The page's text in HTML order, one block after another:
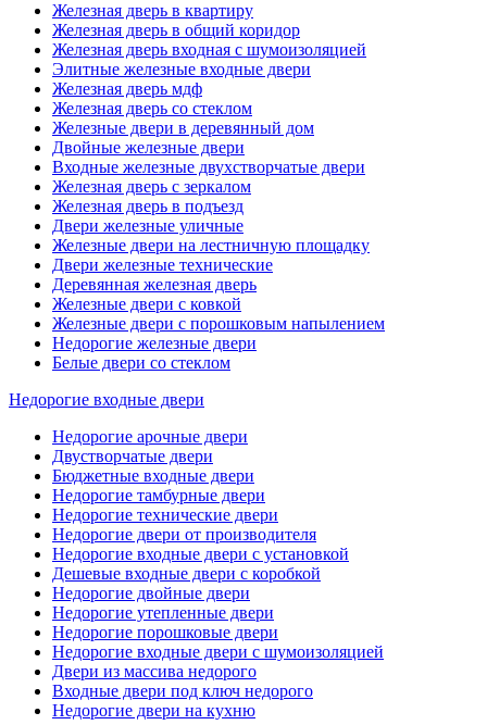
Железная дверь в квартиру
Железная дверь в общий коридор
Железная дверь входная с шумоизоляцией
Элитные железные входные двери
Железная дверь мдф
Железная дверь со стеклом
Железные двери в деревянный дом
Двойные железные двери
Входные железные двухстворчатые двери
Железная дверь с зеркалом
Железная дверь в подъезд
Двери железные уличные
Железные двери на лестничную площадку
Двери железные технические
Деревянная железная дверь
Железные двери с ковкой
Железные двери с порошковым напылением
Недорогие железные двери
Белые двери со стеклом
Недорогие входные двери
Недорогие арочные двери
Двустворчатые двери
Бюджетные входные двери
Недорогие тамбурные двери
Недорогие технические двери
Недорогие двери от производителя
Недорогие входные двери с установкой
Дешевые входные двери с коробкой
Недорогие двойные двери
Недорогие утепленные двери
Недорогие порошковые двери
Недорогие входные двери с шумоизоляцией
Двери из массива недорого
Входные двери под ключ недорого
Недорогие двери на кухню